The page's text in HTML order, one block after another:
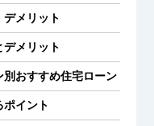
メリット
メリット
別おすすめ住宅ローン
イント